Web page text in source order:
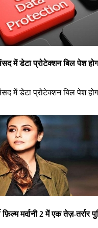
में डेटा प्रोटेक्शन बिल पेश
में डेटा प्रोटेक्शन बिल पेश
फ़िल्म मर्दानी 2 में एक तेज़-